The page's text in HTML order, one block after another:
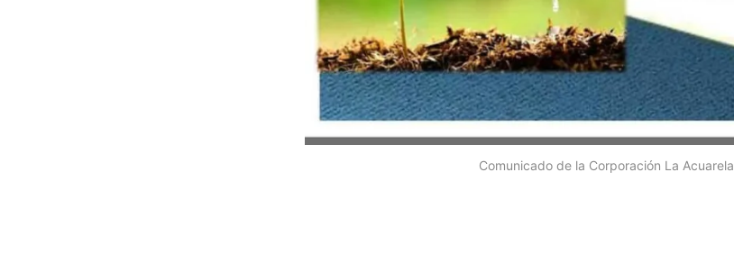
Comunicado de la Corporación La Acuarela